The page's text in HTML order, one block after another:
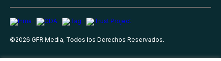
©2026 GFR Media, Todos los Derechos Reservados.